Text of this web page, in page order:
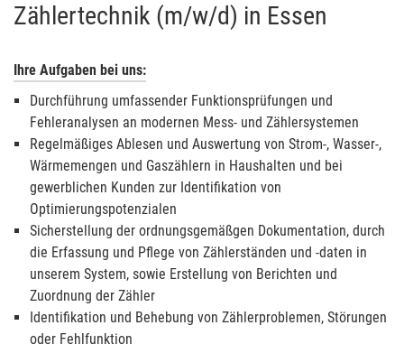
Zählertechnik (m/w/d) in Essen
Ihre Aufgaben bei uns:
Durchführung umfassender Funktionsprüfungen und
Fehleranalysen an modernen Mess- und Zählersystemen
Regelmäßiges Ablesen und Auswertung von Strom-, Wasser-,
Wärmemengen und Gaszählern in Haushalten und bei
gewerblichen Kunden zur Identifikation von
Optimierungspotenzialen
Sicherstellung der ordnungsgemäßgen Dokumentation, durch
die Erfassung und Pflege von Zählerständen und -daten in
unserem System, sowie Erstellung von Berichten und
Zuordnung der Zähler
Identifikation und Behebung von Zählerproblemen, Störungen
oder Fehlfunktion